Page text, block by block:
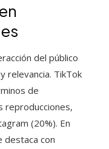
del público
relevancia. TikTok
de
reproducciones,
(20%). En
destaca con